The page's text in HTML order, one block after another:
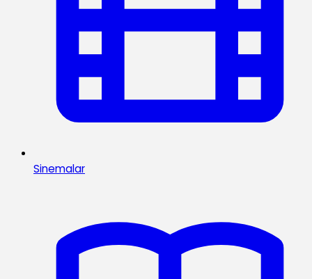
Sinemalar